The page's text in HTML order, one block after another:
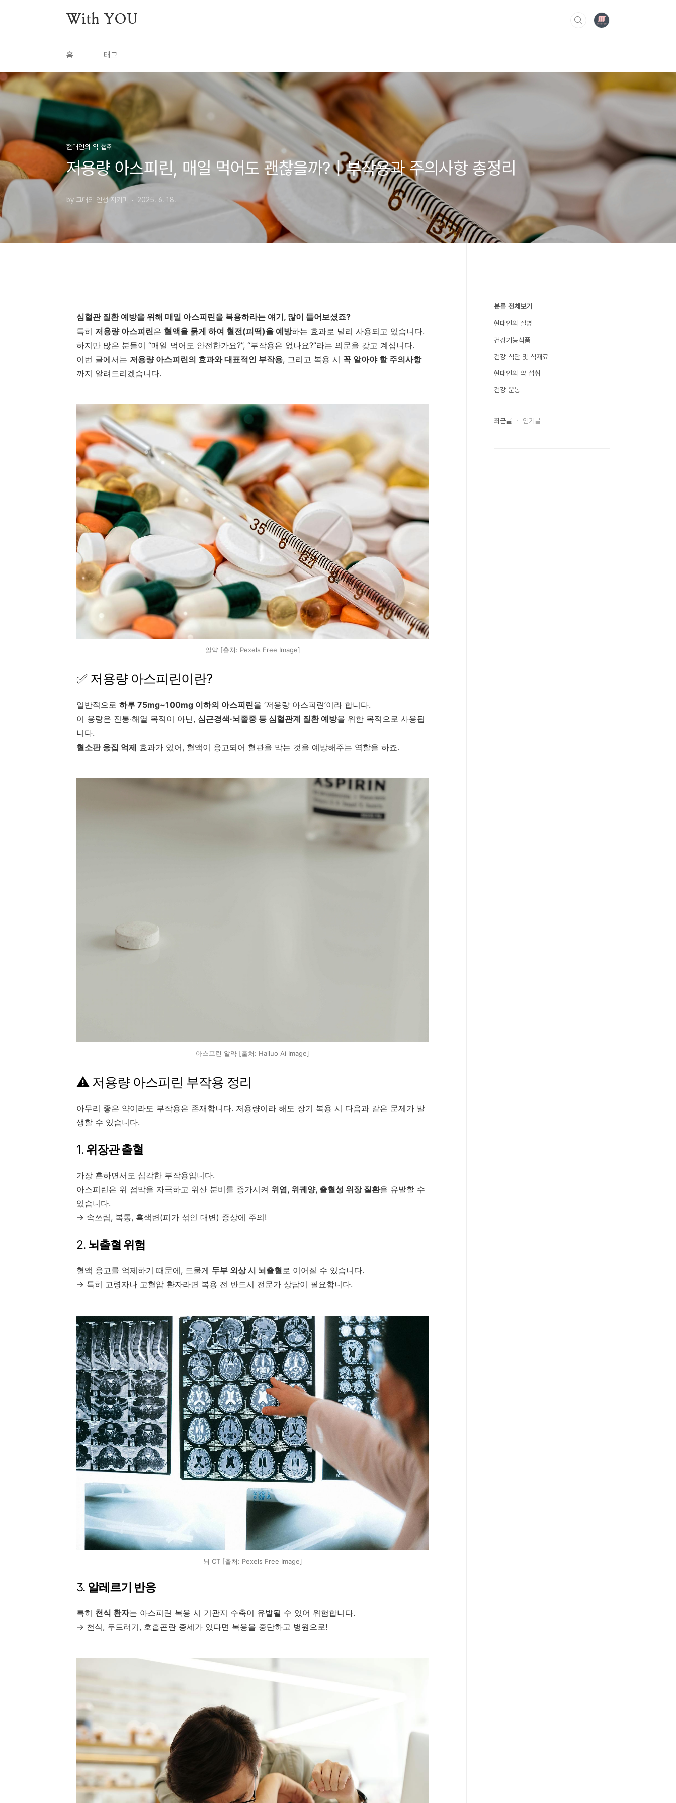
With YOU
홈 태그
현대인의 약 섭취
저용량 아스피린, 매일 먹어도 괜찮을까?｜부작용과 주의사항 총정리
by 그대의 인생 지키미 2025. 6. 18.
심혈관 질환 예방을 위해 매일 아스피린을 복용하라는 얘기, 많이 들어보셨죠?
특히 저용량 아스피린은 혈액을 묽게 하여 혈전(피떡)을 예방하는 효과로 널리 사용되고 있습니다.
하지만 많은 분들이 “매일 먹어도 안전한가요?”, “부작용은 없나요?”라는 의문을 갖고 계십니다.
이번 글에서는 저용량 아스피린의 효과와 대표적인 부작용, 그리고 복용 시 꼭 알아야 할 주의사항
까지 알려드리겠습니다.
알약 [출처: Pexels Free Image]
✅ 저용량 아스피린이란?
일반적으로 하루 75mg~100mg 이하의 아스피린을 ‘저용량 아스피린’이라 합니다.
이 용량은 진통·해열 목적이 아닌, 심근경색·뇌졸중 등 심혈관계 질환 예방을 위한 목적으로 사용됩
니다.
혈소판 응집 억제 효과가 있어, 혈액이 응고되어 혈관을 막는 것을 예방해주는 역할을 하죠.
아스프린 알약 [출처: Hailuo Ai Image]
⚠️ 저용량 아스피린 부작용 정리
아무리 좋은 약이라도 부작용은 존재합니다. 저용량이라 해도 장기 복용 시 다음과 같은 문제가 발
생할 수 있습니다.
1. 위장관 출혈
가장 흔하면서도 심각한 부작용입니다.
아스피린은 위 점막을 자극하고 위산 분비를 증가시켜 위염, 위궤양, 출혈성 위장 질환을 유발할 수
있습니다.
→ 속쓰림, 복통, 흑색변(피가 섞인 대변) 증상에 주의!
2. 뇌출혈 위험
혈액 응고를 억제하기 때문에, 드물게 두부 외상 시 뇌출혈 로 이어질 수 있습니다.
→ 특히 고령자나 고혈압 환자라면 복용 전 반드시 전문가 상담이 필요합니다.
뇌 CT [출처: Pexels Free Image]
3. 알레르기 반응
특히 천식 환자는 아스피린 복용 시 기관지 수축이 유발될 수 있어 위험합니다.
→ 천식, 두드러기, 호흡곤란 증세가 있다면 복용을 중단하고 병원으로!
분류 전체보기
현대인의 질병
건강기능식품
건강 식단 및 식재료
현대인의 약 섭취
건강 운동
최근글 인기글